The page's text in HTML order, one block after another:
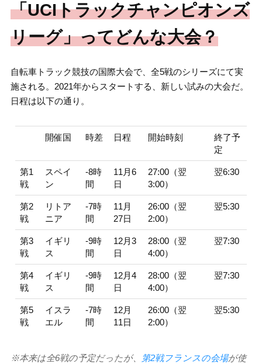
「UCIトラックチャンピオンズ
リーグ」ってどんな大会？
自転車トラック競技の国際大会で、全5戦のシリーズにて実
施される。2021年からスタートする、新しい試みの大会だ。
日程は以下の通り。
開催国 時差 日程 開始時刻
終了予
定
第1
戦
スペイ
ン
-8時
間
11月6
日
27:00（翌
3:00）
翌6:30
第2
戦
リトア
ニア
-7時
間
11月
27日
26:00（翌
2:00）
翌5:30
第3
戦
イギリ
ス
-9時
間
12月3
日
28:00（翌
4:00）
翌7:30
第4
戦
イギリ
ス
-9時
間
12月4
日
28:00（翌
4:00）
翌7:30
第5
戦
イスラ
エル
-7時
間
12月
11日
26:00（翌
2:00）
翌5:30
※本来は全6戦の予定だったが、 第2戦フランスの会場が使